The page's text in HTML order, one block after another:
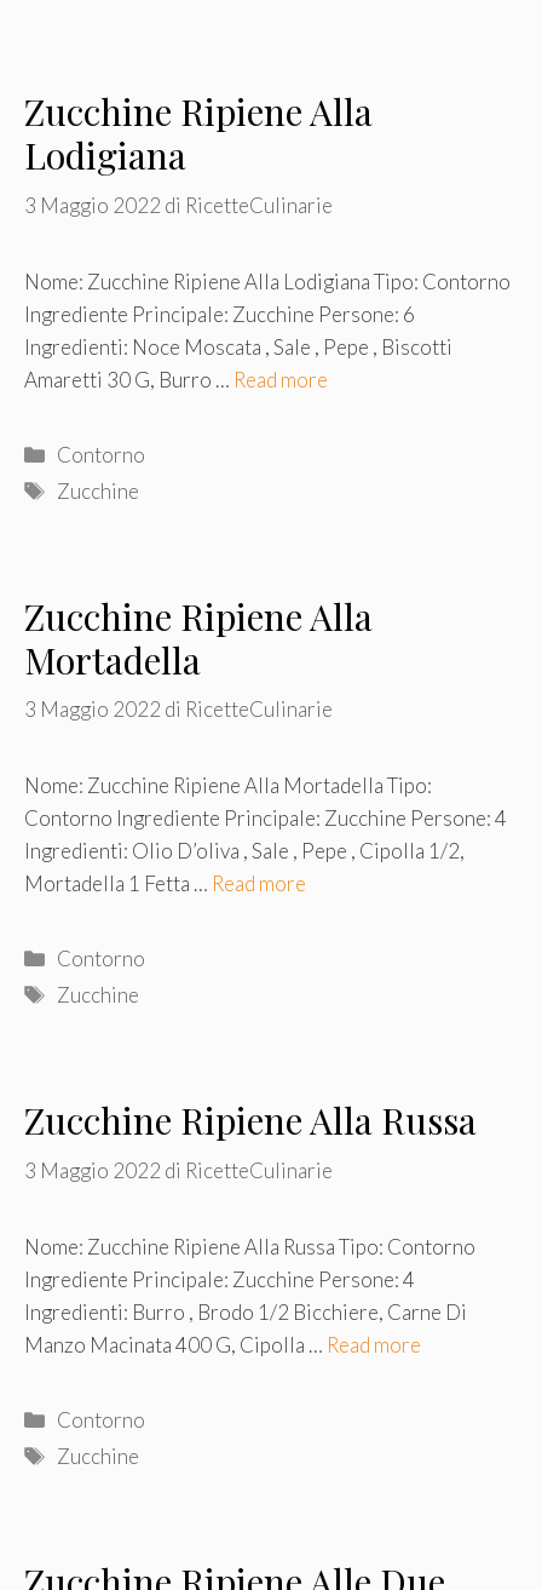
Zucchine Ripiene Alla
Lodigiana
3 Maggio 2022 di RicetteCulinarie
Nome: Zucchine Ripiene Alla Lodigiana Tipo: Contorno
Ingrediente Principale: Zucchine Persone: 6
Ingredienti: Noce Moscata , Sale , Pepe , Biscotti
Amaretti 30 G, Burro … Read more
Categorie
Contorno
Tag
Zucchine
Zucchine Ripiene Alla
Mortadella
3 Maggio 2022 di RicetteCulinarie
Nome: Zucchine Ripiene Alla Mortadella Tipo:
Contorno Ingrediente Principale: Zucchine Persone: 4
Ingredienti: Olio D’oliva , Sale , Pepe , Cipolla 1/2,
Mortadella 1 Fetta … Read more
Categorie
Contorno
Tag
Zucchine
Zucchine Ripiene Alla Russa
3 Maggio 2022 di RicetteCulinarie
Nome: Zucchine Ripiene Alla Russa Tipo: Contorno
Ingrediente Principale: Zucchine Persone: 4
Ingredienti: Burro , Brodo 1/2 Bicchiere, Carne Di
Manzo Macinata 400 G, Cipolla … Read more
Categorie
Contorno
Tag
Zucchine